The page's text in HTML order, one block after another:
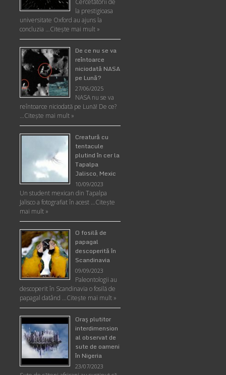
Cercetătorii de
la prestigioasa
universitate Oxford au ajuns la
concluzia …Citește mai mult »
De ce nu se va
reîntoarce
niciodată NASA
pe Lună?
27/06/2025
NASA nu se va
reîntoarce niciodată pe Lună! De ce?
…Citește mai mult »
Creatură cu
tentacule
plutind în cer la
Tapalpa
Jalisco, Mexic
10/09/2023
Un student mexican din Tapalpa
Jalisco a fotografiat în acest …Citește
mai mult »
O fosilă de
papagal
descoperită în
Scandinavia
09/09/2023
Paleontologii au
descoperit în Scandinavia o fosilă de
papagal datând …Citește mai mult »
Oraş plutitor
interdimension
al observat de
sute de oameni
în Nigeria
23/07/2023